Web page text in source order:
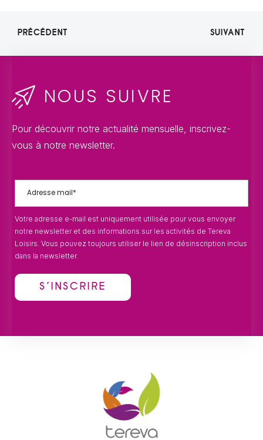
PRÉCÉDENT SUIVANT
NOUS SUIVRE
Pour découvrir notre actualité mensuelle, inscrivez-
vous à notre newsletter.
Votre adresse e-mail est uniquement utilisée pour vous envoyer
notre newsletter et des informations sur les activités de Tereva
Loisirs. Vous pouvez toujours utiliser le lien de désinscription inclus
dans la newsletter.